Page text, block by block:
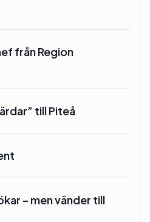
från Region
till Piteå
– men vänder till